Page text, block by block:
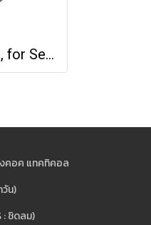
ASP Exo-S Case, for Sentry Cuffs
งคอค แทคทิคอล
น)
: ชิดลม)